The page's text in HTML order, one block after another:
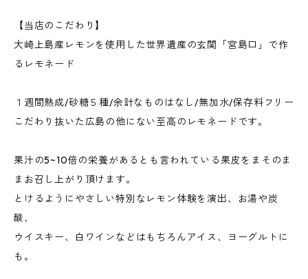
【当店のこだわり】
大崎上島産レモンを使用した世界遺産の玄関「宮島口」で作
るレモネード
１週間熟成/砂糖５種/余計なものはなし/無加水/保存料フリー
こだわり抜いた広島の他にない至高のレモネードです。
果汁の5~10倍の栄養があるとも言われている果皮をまそのま
まお召し上がり頂けます。
とけるようにやさしい特別なレモン体験を演出、お湯や炭
酸、
ウイスキー、白ワインなどはもちろんアイス、ヨーグルトに
も。